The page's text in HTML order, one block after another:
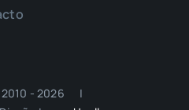
2010 - 2026 |